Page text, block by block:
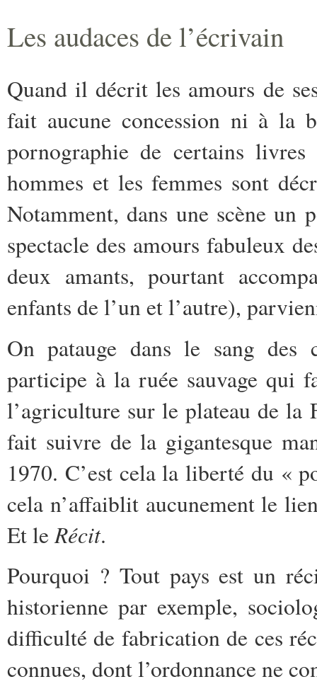
Les audaces de l’écrivain
Quand il décrit les amours de
fait aucune concession ni à la
pornographie de certains
hommes et les femmes sont
Notamment, dans une scène
spectacle des amours fabuleux
deux amants, pourtant
enfants de l’un et l’autre),
On patauge dans le sang des
participe à la ruée sauvage qui
l’agriculture sur le plateau de la
fait suivre de la gigantesque
1970. C’est cela la liberté du «
cela n’affaiblit aucunement le
Et leRécit.
Pourquoi ? Tout pays est un
historienne par exemple,
difficulté de fabrication de ces
connues, dont l’ordonnance ne